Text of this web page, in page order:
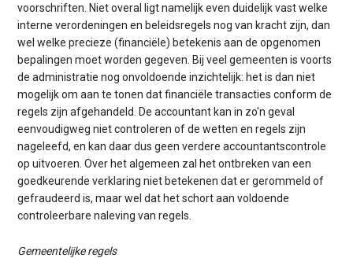
voorschriften. Niet overal ligt namelijk even duidelijk vast welke
interne verordeningen en beleidsregels nog van kracht zijn, dan
wel welke precieze (financiële) betekenis aan de opgenomen
bepalingen moet worden gegeven. Bij veel gemeenten is voorts
de administratie nog onvoldoende inzichtelijk: het is dan niet
mogelijk om aan te tonen dat financiële transacties conform de
regels zijn afgehandeld. De accountant kan in zo'n geval
eenvoudigweg niet controleren of de wetten en regels zijn
nageleefd, en kan daar dus geen verdere accountantscontrole
op uitvoeren. Over het algemeen zal het ontbreken van een
goedkeurende verklaring niet betekenen dat er gerommeld of
gefraudeerd is, maar wel dat het schort aan voldoende
controleerbare naleving van regels.
Gemeentelijke regels